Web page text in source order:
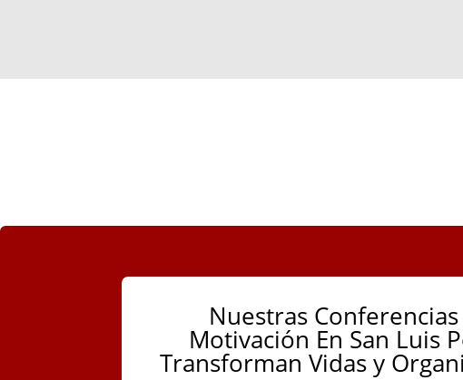
Nuestras
Motivación En San Luis
Transforman Vidas y